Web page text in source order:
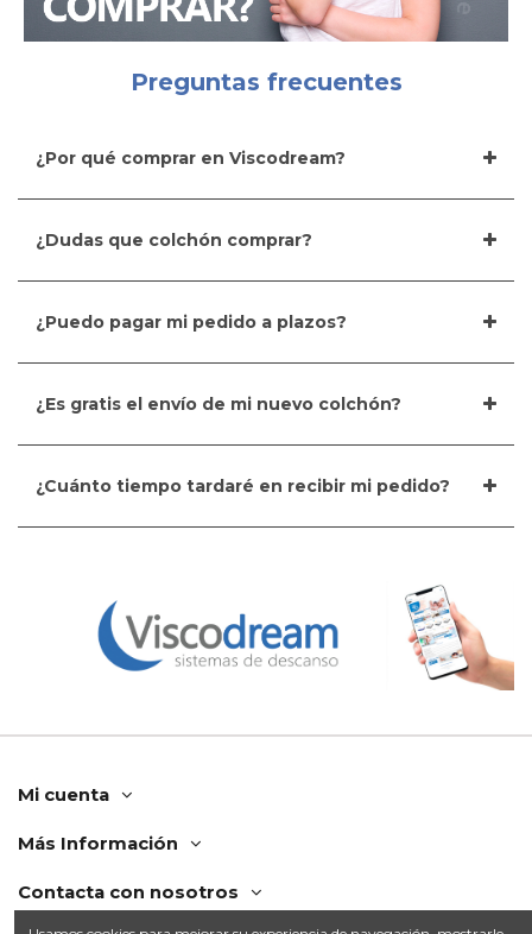
Preguntas frecuentes
¿Por qué comprar en Viscodream?
¿Dudas que colchón comprar?
¿Puedo pagar mi pedido a plazos?
¿Es gratis el envío de mi nuevo colchón?
¿Cuánto tiempo tardaré en recibir mi pedido?
Mi cuenta
Más Información
Contacta con nosotros